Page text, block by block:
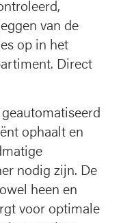
van de
op in het
Direct
ophaalt en
nodig zijn. De
heen en
voor optimale